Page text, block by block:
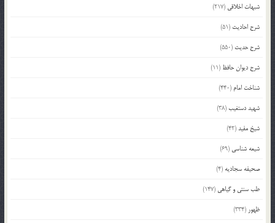
شبهات اخلاقی (217)
شرح احادیث (51)
شرح حدیث (550)
شرح دیوان حافظ (11)
شناخت امام (440)
شهید دستغیب(38)
شیخ مفید(42)
شیعه شناسی (69)
صحیفه سجادیه (4)
طب سنتی و گیاهی (147)
ظهور (334)